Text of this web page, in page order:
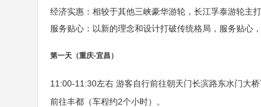
经济实惠：相较于其他三峡豪华游轮，长江孚泰游轮主
服务贴心：以新的理念和设计打破传统格局，服务贴心
第一天（重庆-宜昌）
11:00-11:30左右 游客自行前往朝天门长滨路东水门大
前往丰都（车程约2个小时）。